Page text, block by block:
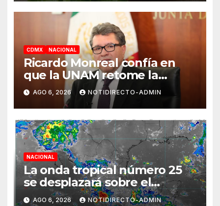
CDMX NACIONAL
Ricardo Monreal confía en
que la UNAM retome la
normalidad e inicie el
semestre mediante el diálogo
AGO 6, 2026 NOTIDIRECTO-ADMIN
NACIONAL
La onda tropical número 25
se desplazará sobre el
sureste mexicano
AGO 6, 2026 NOTIDIRECTO-ADMIN